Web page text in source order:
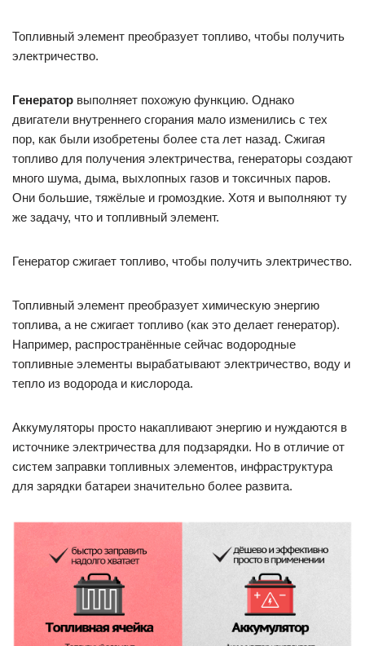
Топливный элемент преобразует топливо, чтобы получить
электричество.
Генератор выполняет похожую функцию. Однако
двигатели внутреннего сгорания мало изменились с тех
пор, как были изобретены более ста лет назад. Сжигая
топливо для получения электричества, генераторы создают
много шума, дыма, выхлопных газов и токсичных паров.
Они большие, тяжёлые и громоздкие. Хотя и выполняют ту
же задачу, что и топливный элемент.
Генератор сжигает топливо, чтобы получить электричество.
Топливный элемент преобразует химическую энергию
топлива, а не сжигает топливо (как это делает генератор).
Например, распространённые сейчас водородные
топливные элементы вырабатывают электричество, воду и
тепло из водорода и кислорода.
Аккумуляторы просто накапливают энергию и нуждаются в
источнике электричества для подзарядки. Но в отличие от
систем заправки топливных элементов, инфраструктура
для зарядки батареи значительно более развита.